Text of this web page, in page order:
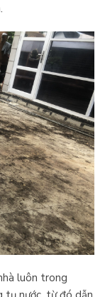
luôn trong